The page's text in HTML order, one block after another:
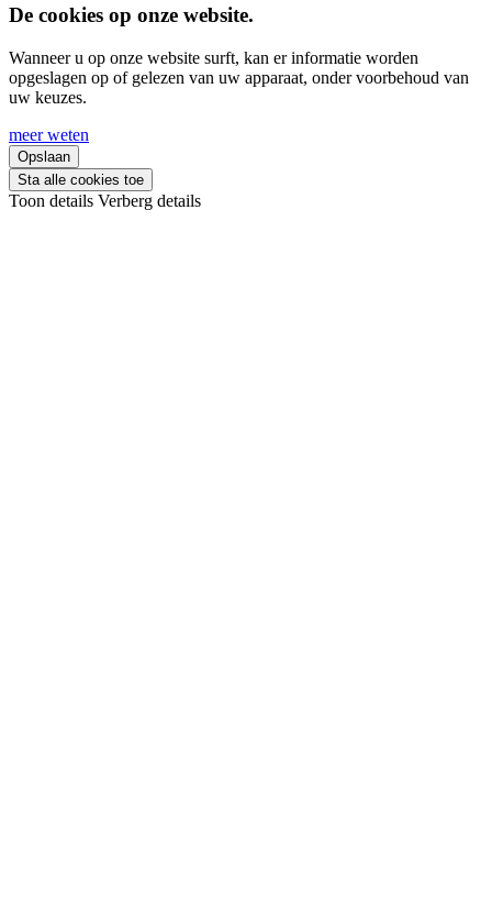
De cookies op onze website.
Wanneer u op onze website surft, kan er informatie worden
opgeslagen op of gelezen van uw apparaat, onder voorbehoud van
uw keuzes.
meer weten
Opslaan
Sta alle cookies toe
Toon details Verberg details